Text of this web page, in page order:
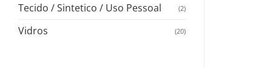
Tecido / Sintetico / Uso Pessoal (2)
Vidros (20)